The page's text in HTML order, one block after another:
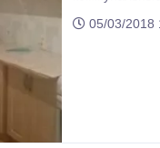
05/03/2018